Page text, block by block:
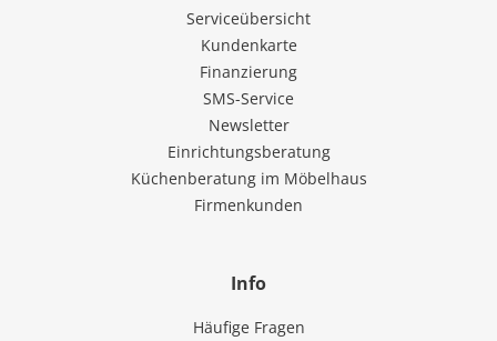
Serviceübersicht
Kundenkarte
Finanzierung
SMS-Service
Newsletter
Einrichtungsberatung
Küchenberatung im Möbelhaus
Firmenkunden
Info
Häufige Fragen